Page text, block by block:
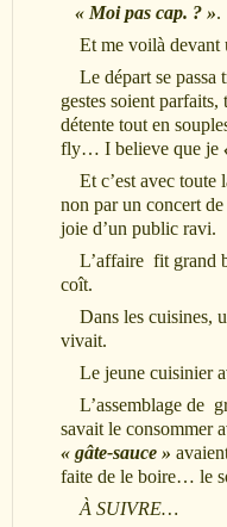
« Moi pas cap. ? ».
Et me voilà devant
Le départ se passa
gestes soient
détente tout en
fly… I believe que je
Et c’est avec toute
non par un concert
joie d’un public ravi.
L’affaire fit grand
coît.
Dans les cuisines,
vivait.
Le jeune cuisinier
L’assemblage de
savait le consommer
« gâte-sauce »
faite de le boire… le
À SUIVRE…